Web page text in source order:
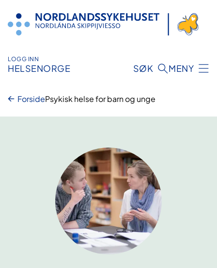
innhold
LOGG INN
HELSENORGE SØK MENY
ForsidePsykisk helse for barn og unge